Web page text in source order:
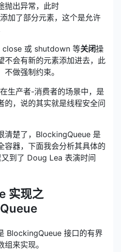
抛出异常，此时
加了部分元素，这个是允许
close 或 shutdown 等关闭操
不会有新的元素添加进去，此
做强制约束。
生产者-消费者的场景中，是
的，说的其实就是线程安全问
清楚了，BlockingQueue 是
容器，下面我会分析其具体的
到了 Doug Lea 表演时间
实现之
BlockingQueue 接口的有界
来实现。